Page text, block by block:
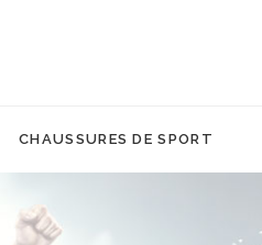
CHAUSSURES DE SPORT